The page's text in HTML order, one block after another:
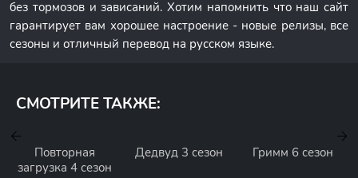
без тормозов и зависаний. Хотим напомнить что наш сайт
гарантирует вам хорошее настроение - новые релизы, все
сезоны и отличный перевод на русском языке.
СМОТРИТЕ ТАКЖЕ:
Повторная
загрузка 4 сезон
Дедвуд 3 сезон Гримм 6 сезон